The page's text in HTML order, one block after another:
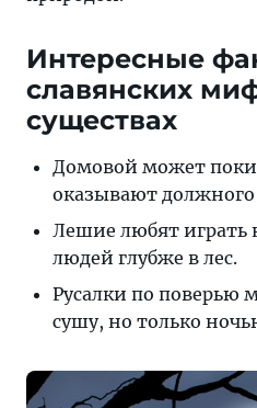
Интересные
славянских
существах
Домовой может
оказывают
Лешие любят играть
людей глубже в лес.
Русалки по поверью
сушу, но только